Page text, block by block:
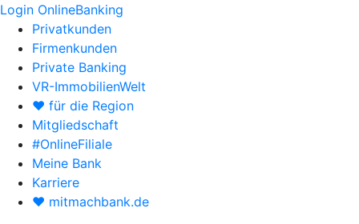
Login OnlineBanking
Privatkunden
Firmenkunden
Private Banking
VR-ImmobilienWelt
♥ für die Region
Mitgliedschaft
#OnlineFiliale
Meine Bank
Karriere
♥ mitmachbank.de